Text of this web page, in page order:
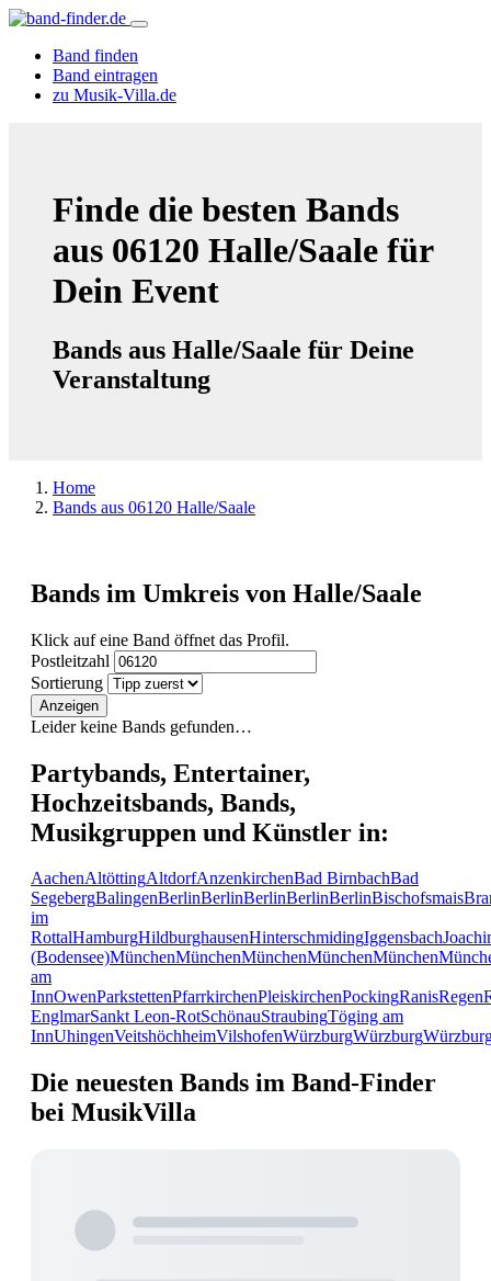
Band finden
Band eintragen
zu Musik-Villa.de
Finde die besten Bands
aus 06120 Halle/Saale für
Dein Event
Bands aus Halle/Saale für Deine
Veranstaltung
Home
Bands aus 06120 Halle/Saale
Bands im Umkreis von Halle/Saale
Klick auf eine Band öffnet das Profil.
Postleitzahl
Sortierung
Anzeigen
Leider keine Bands gefunden…
Partybands, Entertainer,
Hochzeitsbands, Bands,
Musikgruppen und Künstler in:
AachenAltöttingAltdorfAnzenkirchenBad BirnbachBad
SegebergBalingenBerlinBerlinBerlinBerlinBerlinBischofsmais
im
RottalHamburgHildburghausenHinterschmidingIggensbach
(Bodensee)MünchenMünchenMünchenMünchenMünchen
am
InnOwenParkstettenPfarrkirchenPleiskirchenPockingRanisRegen
EnglmarSankt Leon-RotSchönauStraubingTöging am
InnUhingenVeitshöchheimVilshofenWürzburgWürzburg
Die neuesten Bands im Band-Finder
bei MusikVilla